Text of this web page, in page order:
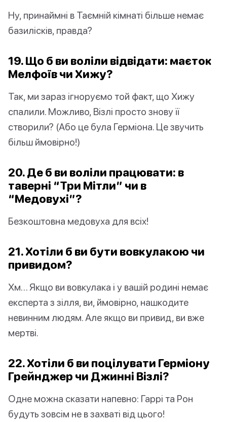
Ну, принаймні в Таємній кімнаті більше немає
базилісків, правда?
19. Що б ви воліли відвідати: маєток
Мелфоїв чи Хижу?
Так, ми зараз ігноруємо той факт, що Хижу
спалили. Можливо, Візлі просто знову її
створили? (Або це була Герміона. Це звучить
більш ймовірно!)
20. Де б ви воліли працювати: в
таверні “Три Мітли” чи в
“Медовухі”?
Безкоштовна медовуха для всіх!
21. Хотіли б ви бути вовкулакою чи
привидом?
Хм… Якщо ви вовкулака і у вашій родині немає
експерта з зілля, ви, ймовірно, нашкодите
невинним людям. Але якщо ви привид, ви вже
мертві.
22. Хотіли б ви поцілувати Герміону
Грейнджер чи Джинні Візлі?
Одне можна сказати напевно: Гаррі та Рон
будуть зовсім не в захваті від цього!